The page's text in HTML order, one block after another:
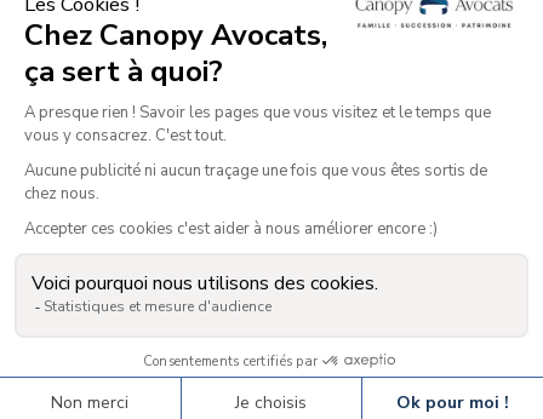
GUIDES PRATIQUES
Guide de la famille et du divorce
Guide des successions
Guide de la famille et du divorce des dirigeant.es
d’entreprise
© 2022 Canopy Avocats. Tous droits réservés.
Mentions légales